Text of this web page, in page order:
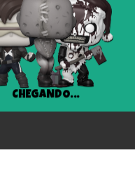
CHEGANDO...